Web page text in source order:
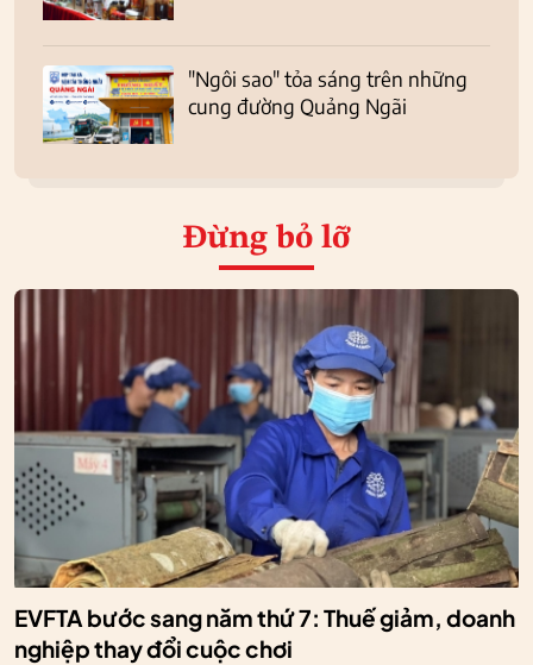
"Ngôi sao" tỏa sáng trên những
cung đường Quảng Ngãi
Đừng bỏ lỡ
EVFTA bước sang năm thứ 7: Thuế giảm, doanh
nghiệp thay đổi cuộc chơi